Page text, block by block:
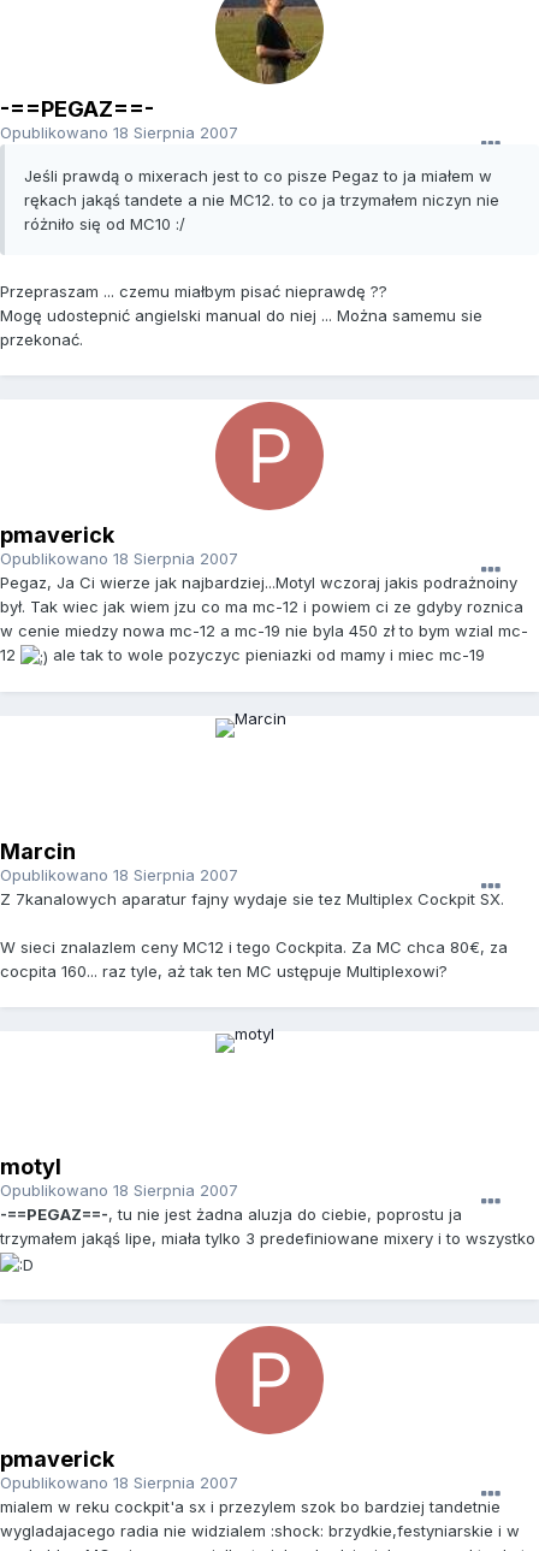
-==PEGAZ==-
Opublikowano 18 Sierpnia 2007
Jeśli prawdą o mixerach jest to co pisze Pegaz to ja miałem w
rękach jakąś tandete a nie MC12. to co ja trzymałem niczyn nie
różniło się od MC10 :/
Przepraszam ... czemu miałbym pisać nieprawdę ??
Mogę udostepnić angielski manual do niej ... Można samemu sie
przekonać.
pmaverick
Opublikowano 18 Sierpnia 2007
Pegaz, Ja Ci wierze jak najbardziej...Motyl wczoraj jakis podrażnoiny
był. Tak wiec jak wiem jzu co ma mc-12 i powiem ci ze gdyby roznica
w cenie miedzy nowa mc-12 a mc-19 nie byla 450 zł to bym wzial mc-
12
ale tak to wole pozyczyc pieniazki od mamy i miec mc-19
Marcin
Opublikowano 18 Sierpnia 2007
Z 7kanalowych aparatur fajny wydaje sie tez Multiplex Cockpit SX.
W sieci znalazlem ceny MC12 i tego Cockpita. Za MC chca 80€, za
cocpita 160... raz tyle, aż tak ten MC ustępuje Multiplexowi?
motyl
Opublikowano 18 Sierpnia 2007
-==PEGAZ==-, tu nie jest żadna aluzja do ciebie, poprostu ja
trzymałem jakąś lipe, miała tylko 3 predefiniowane mixery i to wszystko
pmaverick
Opublikowano 18 Sierpnia 2007
mialem w reku cockpit'a sx i przezylem szok bo bardziej tandetnie
wygladajacego radia nie widzialem :shock: brzydkie,festyniarskie i w